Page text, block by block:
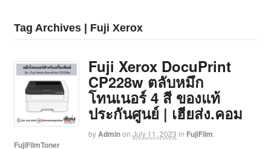
Tag Archives | Fuji Xerox
Fuji Xerox DocuPrint
CP228w ตลับหมึก
โทนเนอร์ 4 สี ของแท้
ประกันศูนย์ | เฮียส่ง.คอม
byAdminon July 11, 2023 in FujiFilm
FujiFilmToner